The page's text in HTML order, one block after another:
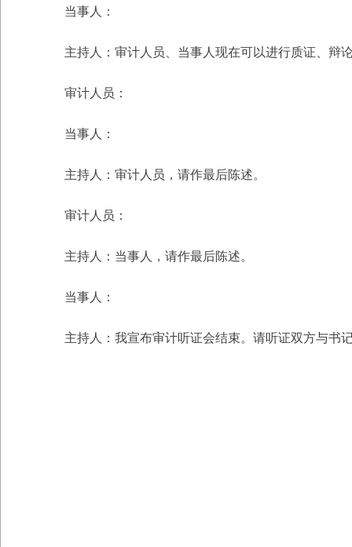
当事人：
主持人：审计人员、当事人现在可以进行质证、辩
审计人员：
当事人：
主持人：审计人员，请作最后陈述。
审计人员：
主持人：当事人，请作最后陈述。
当事人：
主持人：我宣布审计听证会结束。请听证双方与书记